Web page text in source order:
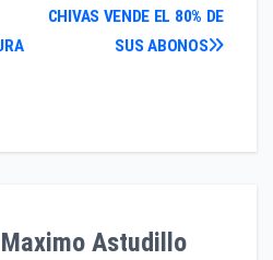
CHIVAS VENDE EL 80% DE
SUS ABONOS
Maximo Astudillo